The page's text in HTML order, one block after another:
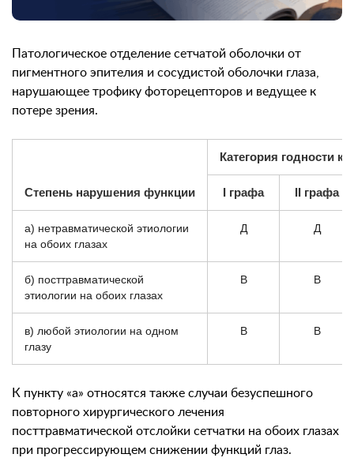
Патологическое отделение сетчатой оболочки от
пигментного эпителия и сосудистой оболочки глаза,
нарушающее трофику фоторецепторов и ведущее к
потере зрения.
Степень нарушения функции
Категория годности к
I графа II графа
а) нетравматической этиологии
на обоих глазах
Д Д
б) посттравматической
этиологии на обоих глазах
В В
в) любой этиологии на одном
глазу
В В
К пункту «а» относятся также случаи безуспешного
повторного хирургического лечения
посттравматической отслойки сетчатки на обоих глазах
при прогрессирующем снижении функций глаз.